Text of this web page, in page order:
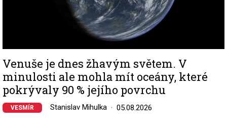
Venuše je dnes žhavým světem. V
minulosti ale mohla mít oceány, které
pokrývaly 90 % jejího povrchu
VESMÍR Stanislav Mihulka 05.08.2026